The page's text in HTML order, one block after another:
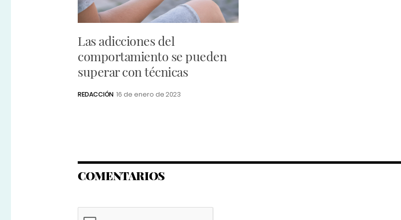
Las adicciones del
comportamiento se pueden
superar con técnicas
REDACCIÓN 16 de enero de 2023
COMENTARIOS